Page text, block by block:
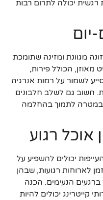
יכולה לתרום רבות
יום
מגוונת ומזינה שתומכת
מאוזן, הכולל פירות,
לשמור על רמות אנרגיה
חשוב גם לשלב חלבונים
במטרה לתמוך בהחלמה
רגוע
יכולים להשפיע על
לארוחות רגועות, שבהן
הנעימים. הכנה
קייטרינג יכולים להיות